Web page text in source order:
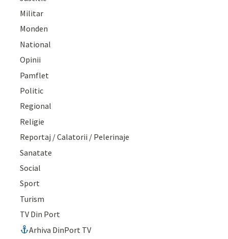
Militar
Monden
National
Opinii
Pamflet
Politic
Regional
Religie
Reportaj / Calatorii / Pelerinaje
Sanatate
Social
Sport
Turism
TV Din Port
Arhiva DinPort TV